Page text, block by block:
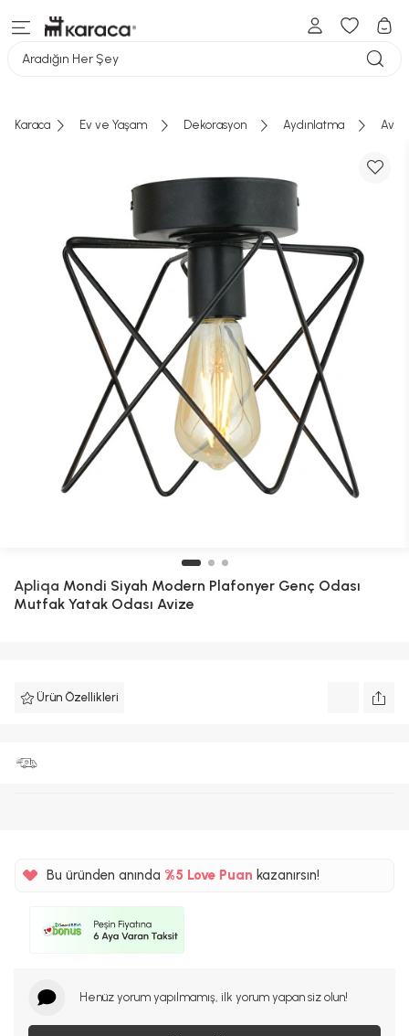
Aradığın Her Şey
Karaca Ev ve Yaşam Dekorasyon Aydınlatma
Apliqa Mondi Siyah Modern Plafonyer Genç Odası
Mutfak Yatak Odası Avize
Ürün Özellikleri
Bu üründen anında %5
%5
Love Puan kazanırsın!
Henüz yorum yapılmamış, ilk yorum yapan siz olun!